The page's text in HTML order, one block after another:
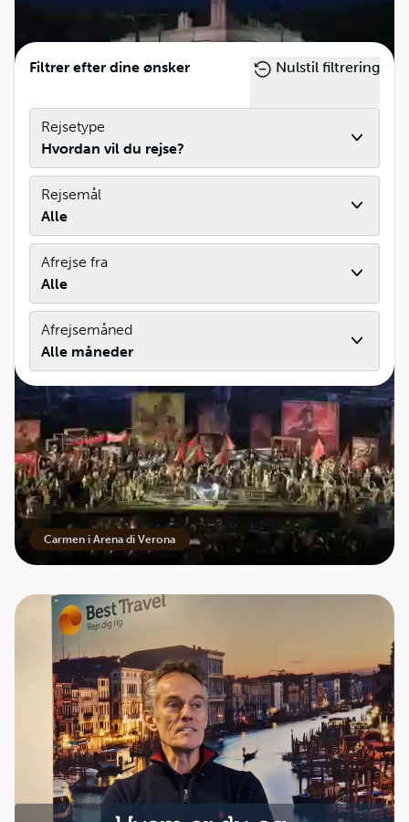
Nabucco i Arena di Verona
Carmen i Arena di Verona
Filtrer efter dine ønsker Nulstil filtrering
Rejsetype
Hvordan vil du rejse?
Rejsemål
Alle
Afrejse fra
Alle
Afrejsemåned
Alle måneder
Ingen rejser fundet